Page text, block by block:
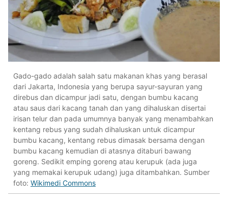
Gado-gado adalah salah satu makanan khas yang berasal
dari Jakarta, Indonesia yang berupa sayur-sayuran yang
direbus dan dicampur jadi satu, dengan bumbu kacang
atau saus dari kacang tanah dan yang dihaluskan disertai
irisan telur dan pada umumnya banyak yang menambahkan
kentang rebus yang sudah dihaluskan untuk dicampur
bumbu kacang, kentang rebus dimasak bersama dengan
bumbu kacang kemudian di atasnya ditaburi bawang
goreng. Sedikit emping goreng atau kerupuk (ada juga
yang memakai kerupuk udang) juga ditambahkan. Sumber
foto: Wikimedi Commons